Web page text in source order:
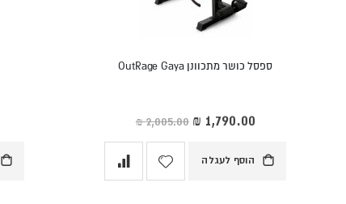
ספסל כושר מתכוונן OutRage Gaya
‏2,005.00 ₪ מחיר
מיוחד
הוסף לעגלה